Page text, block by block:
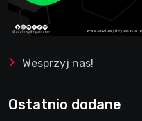
Wesprzyj nas!
Ostatnio dodane